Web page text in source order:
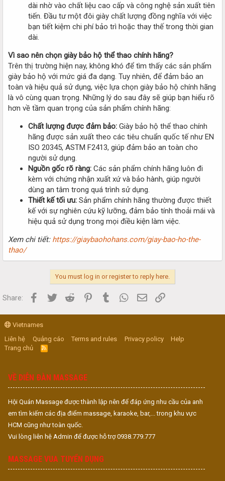
dài nhờ vào chất liệu cao cấp và công nghệ sản xuất tiên
tiến. Đầu tư một đôi giày chất lượng đồng nghĩa với việc
bạn tiết kiệm chi phí bảo trì hoặc thay thế trong thời gian
dài.
Vì sao nên chọn giày bảo hộ thể thao chính hãng?
Trên thị trường hiện nay, không khó để tìm thấy các sản phẩm
giày bảo hộ với mức giá đa dạng. Tuy nhiên, để đảm bảo an
toàn và hiệu quả sử dụng, việc lựa chọn giày bảo hộ chính hãng
là vô cùng quan trọng. Những lý do sau đây sẽ giúp bạn hiểu rõ
hơn về tầm quan trọng của sản phẩm chính hãng:
Chất lượng được đảm bảo: Giày bảo hộ thể thao chính
hãng được sản xuất theo các tiêu chuẩn quốc tế như EN
ISO 20345, ASTM F2413, giúp đảm bảo an toàn cho
người sử dụng.
Nguồn gốc rõ ràng: Các sản phẩm chính hãng luôn đi
kèm với chứng nhận xuất xứ và bảo hành, giúp người
dùng an tâm trong quá trình sử dụng.
Thiết kế tối ưu: Sản phẩm chính hãng thường được thiết
kế với sự nghiên cứu kỹ lưỡng, đảm bảo tính thoải mái và
hiệu quả sử dụng trong mọi điều kiện làm việc.
Xem chi tiết: https://giaybaohohans.com/giay-bao-ho-the-
thao/
You must log in or register to reply here.
Share: Facebook
Twitter Reddit PinterestTumblr WhatsApp
Email
Vietnames
Liên hệ
Quảng cáo Terms and rules Privacy policy
Help
Trang chủ
R
S
VỀ DIỄN ĐÀN MASSAGE
Hội Quán Massage được thành lập nên để đáp ứng nhu cầu của anh
em tìm kiếm các địa điểm massage, karaoke, bar,... trong khu vực
HCM cũng như toàn quốc.
Vui lòng liên hệ Admin để được hỗ trợ 0938.779.777
MASSAGE VUA TUYỂN DỤNG